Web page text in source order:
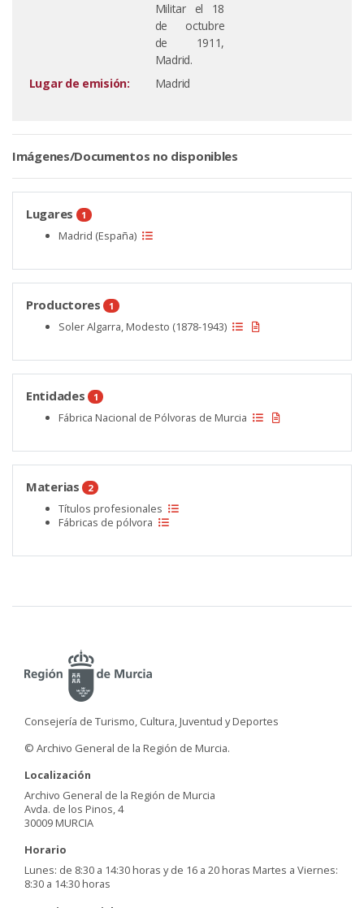
Militar el 18
de octubre
de 1911,
Madrid.
Lugar de emisión:
Madrid
Imágenes/Documentos no disponibles
Lugares 1
Madrid (España)
Productores 1
Soler Algarra, Modesto (1878-1943)
Entidades 1
Fábrica Nacional de Pólvoras de Murcia
Materias 2
Títulos profesionales
Fábricas de pólvora
Consejería de Turismo, Cultura, Juventud y Deportes
© Archivo General de la Región de Murcia.
Localización
Archivo General de la Región de Murcia
Avda. de los Pinos, 4
30009 MURCIA
Horario
Lunes: de 8:30 a 14:30 horas y de 16 a 20 horas Martes a Viernes:
8:30 a 14:30 horas